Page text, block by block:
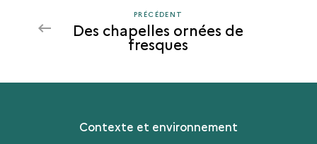
PRÉCÉDENT
PRÉCÉDENT
Des chapelles ornées de
fresques
Contexte et environnement